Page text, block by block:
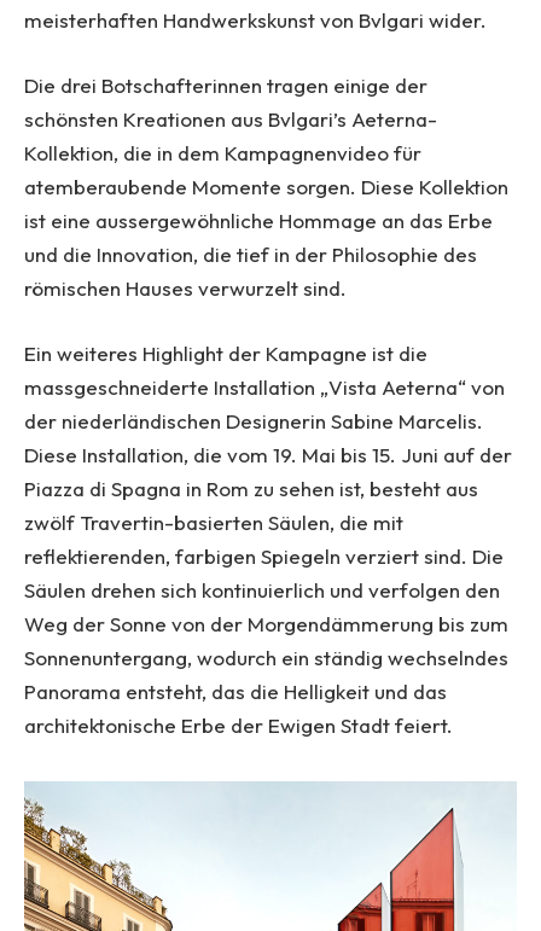
meisterhaften Handwerkskunst von Bvlgari wider.
Die drei Botschafterinnen tragen einige der
schönsten Kreationen aus Bvlgari’s Aeterna-
Kollektion, die in dem Kampagnenvideo für
atemberaubende Momente sorgen. Diese Kollektion
ist eine aussergewöhnliche Hommage an das Erbe
und die Innovation, die tief in der Philosophie des
römischen Hauses verwurzelt sind.
Ein weiteres Highlight der Kampagne ist die
massgeschneiderte Installation „Vista Aeterna“ von
der niederländischen Designerin Sabine Marcelis.
Diese Installation, die vom 19. Mai bis 15. Juni auf der
Piazza di Spagna in Rom zu sehen ist, besteht aus
zwölf Travertin-basierten Säulen, die mit
reflektierenden, farbigen Spiegeln verziert sind. Die
Säulen drehen sich kontinuierlich und verfolgen den
Weg der Sonne von der Morgendämmerung bis zum
Sonnenuntergang, wodurch ein ständig wechselndes
Panorama entsteht, das die Helligkeit und das
architektonische Erbe der Ewigen Stadt feiert.